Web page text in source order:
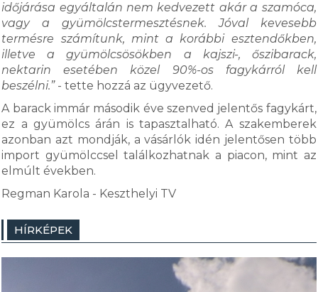
időjárása egyáltalán nem kedvezett akár a szamóca,
vagy a gyümölcstermesztésnek. Jóval kevesebb
termésre számítunk, mint a korábbi esztendőkben,
illetve a gyümölcsösökben a kajszi-, őszibarack,
nektarin esetében közel 90%-os fagykárról kell
beszélni.”- tette hozzá az ügyvezető.
A barack immár második éve szenved jelentős fagykárt,
ez a gyümölcs árán is tapasztalható. A szakemberek
azonban azt mondják, a vásárlók idén jelentősen több
import gyümölccsel találkozhatnak a piacon, mint az
elmúlt években.
Regman Karola - Keszthelyi TV
HÍRKÉPEK